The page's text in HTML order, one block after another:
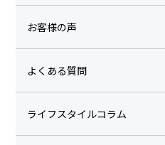
お客様の声
よくある質問
ライフスタイルコラム